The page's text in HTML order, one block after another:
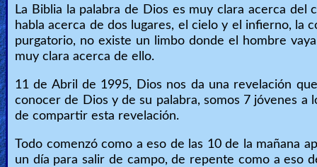
🎞
Gospel
Videos
🎞
Godly
Movies
La Biblia la palabra de Dios es muy clara acerca
habla acerca de dos lugares, el cielo y el infierno, la
purgatorio, no existe un limbo donde el hombre
muy clara acerca de ello.
11 de Abril de 1995, Dios nos da una revelación
conocer de Dios y de su palabra, somos 7 jóvenes a
de compartir esta revelación.
Todo comenzó como a eso de las 10 de la mañana
un día para salir de campo, de repente como a eso